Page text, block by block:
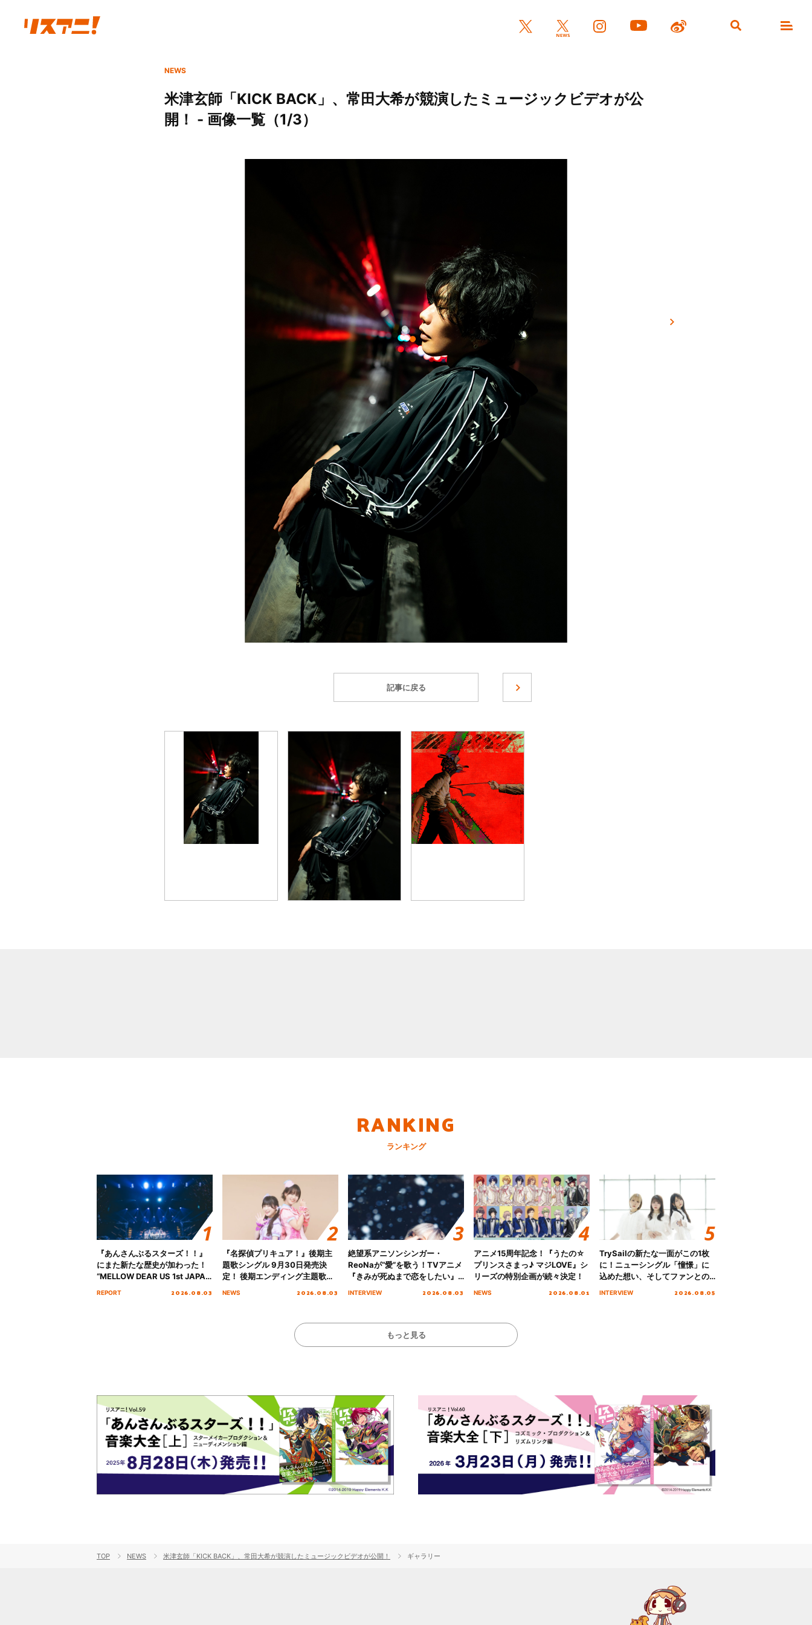
NEWS
米津玄師「KICK BACK」、常田大希が競演したミュージックビデオが公
開！ - 画像一覧（1/3）
記事に戻る
RANKING
ランキング
『あんさんぶるスターズ！！』
にまた新たな歴史が加わった！
“MELLOW DEAR US 1st JAPAN
REPORT 2026.08.03
『名探偵プリキュア！』後期主
題歌シングル 9月30日発売決
定！ 後期エンディング主題歌
NEWS 2026.08.03
絶望系アニソンシンガー・
ReoNaが“愛”を歌う！TVアニメ
『きみが死ぬまで恋をしたい』
INTERVIEW 2026.08.03
アニメ15周年記念！『うたの☆
プリンスさまっ♪ マジLOVE』シ
リーズの特別企画が続々決定！
NEWS 2026.08.01
TrySailの新たな一面がこの1枚
に！ニューシングル「憧憬」に
込めた想い、そしてファンとの
INTERVIEW 2026.08.05
もっと見る
TOP NEWS 米津玄師「KICK BACK」、常田大希が競演したミュージックビデオが公開！ ギャラリー